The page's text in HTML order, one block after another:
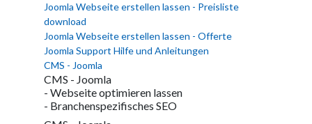
Joomla Webseite erstellen lassen - Preisliste
download
Joomla Webseite erstellen lassen - Offerte
Joomla Support Hilfe und Anleitungen
CMS - Joomla
CMS - Joomla
- Webseite optimieren lassen
- Branchenspezifisches SEO